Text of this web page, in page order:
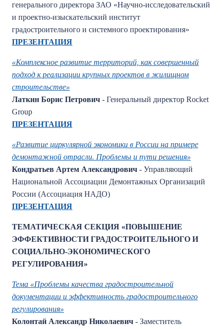
генерального директора ЗАО «Научно-исследовательский
и проектно-изыскательский институт
градостроительного и системного проектирования»
ПРЕЗЕНТАЦИЯ
«Комплексное развитие территорий, как совершенный
подход к реализации крупных проектов в жилищном
строительстве»
Латкин Борис Петрович - Генеральный директор Rocket
Group
ПРЕЗЕНТАЦИЯ
«Развитие циркулярной экономики в России на примере
демонтажной отрасли. Проблемы и пути решения»
Кондратьев Артем Александрович - Управляющий
Национальной Ассоциации Демонтажных Организаций
России (Ассоциация НАДО)
ПРЕЗЕНТАЦИЯ
ТЕМАТИЧЕСКАЯ СЕКЦИЯ «ПОВЫШЕНИЕ
ЭФФЕКТИВНОСТИ ГРАДОСТРОИТЕЛЬНОГО И
СОЦИАЛЬНО-ЭКОНОМИЧЕСКОГО
РЕГУЛИРОВАНИЯ»
Тема «Проблемы качества градостроительной
документации и эффективность градостроительного
регулирования»
Колонтай Александр Николаевич - Заместитель